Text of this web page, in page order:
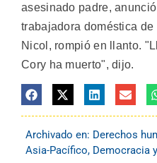
asesinado padre,
trabajadora doméstica
Nicol, rompió en llanto.
Cory ha muerto", dijo.
Archivado en: Derechos
Asia-Pacífico, Democracia